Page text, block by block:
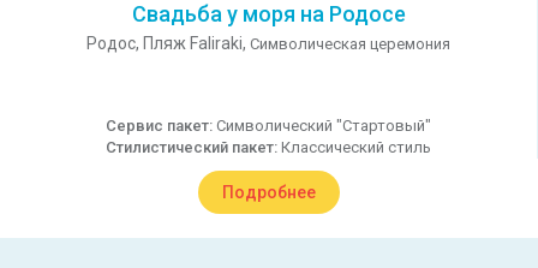
Свадьба у моря на Родосе
Родос, Пляж Faliraki, Символическая церемония
Сервис пакет: Символический "Стартовый"
Стилистический пакет: Классический стиль
Подробнее